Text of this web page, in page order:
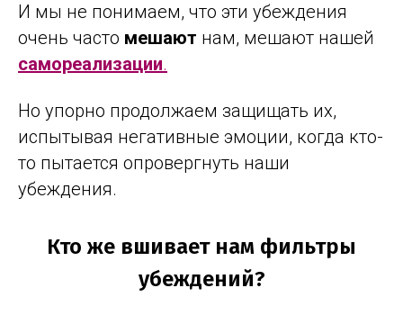
И мы не понимаем, что эти убеждения
очень часто мешают нам, мешают нашей
самореализации.
Но упорно продолжаем защищать их,
испытывая негативные эмоции, когда кто-
то пытается опровергнуть наши
убеждения.
Кто же вшивает нам фильтры
убеждений?